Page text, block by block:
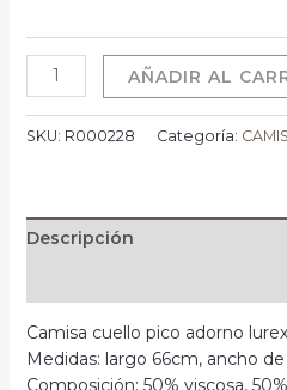
AÑADIR AL
SKU: R000228 Categoría:
Descripción
Camisa cuello pico adorno
Medidas: largo 66cm, ancho de
Composición: 50% viscosa,